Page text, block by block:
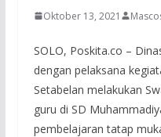
Oktober 13, 2021
SOLO, Poskita.co –
dengan pelaksana
Setabelan melakukan
guru di SD
pembelajaran tatap